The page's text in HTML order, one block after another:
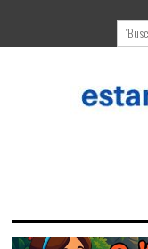
contenido